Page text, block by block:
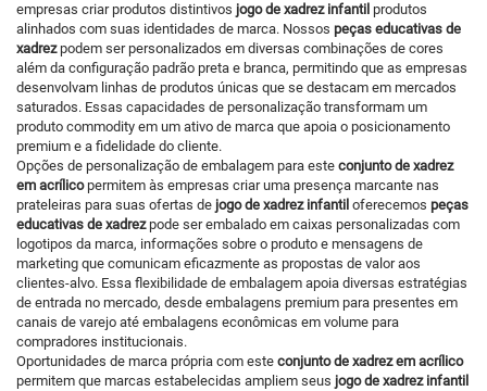
empresas criar produtos distintivos jogo de xadrez infantil produtos
alinhados com suas identidades de marca. Nossos peças educativas de
xadrez podem ser personalizados em diversas combinações de cores
além da configuração padrão preta e branca, permitindo que as empresas
desenvolvam linhas de produtos únicas que se destacam em mercados
saturados. Essas capacidades de personalização transformam um
produto commodity em um ativo de marca que apoia o posicionamento
premium e a fidelidade do cliente.
Opções de personalização de embalagem para este conjunto de xadrez
em acrílico permitem às empresas criar uma presença marcante nas
prateleiras para suas ofertas de jogo de xadrez infantil oferecemos peças
educativas de xadrez pode ser embalado em caixas personalizadas com
logotipos da marca, informações sobre o produto e mensagens de
marketing que comunicam eficazmente as propostas de valor aos
clientes-alvo. Essa flexibilidade de embalagem apoia diversas estratégias
de entrada no mercado, desde embalagens premium para presentes em
canais de varejo até embalagens econômicas em volume para
compradores institucionais.
Oportunidades de marca própria com este conjunto de xadrez em acrílico
permitem que marcas estabelecidas ampliem seus jogo de xadrez infantil